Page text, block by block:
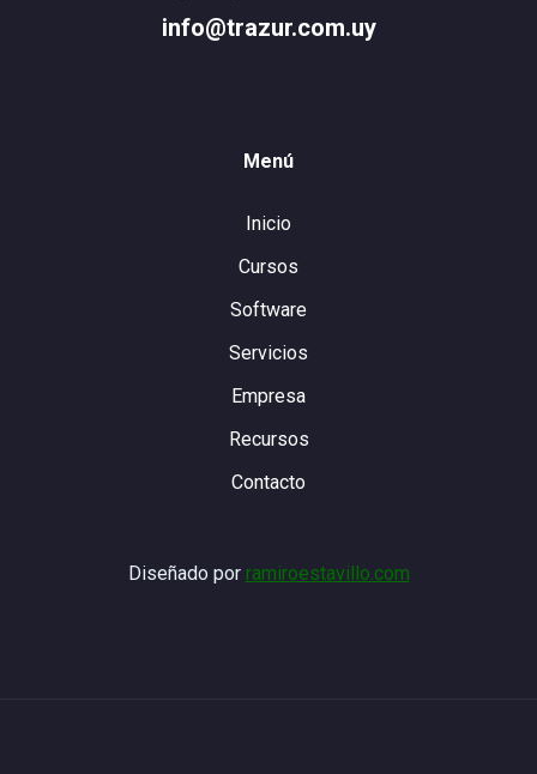
info@trazur.com.uy
Menú
Inicio
Cursos
Software
Servicios
Empresa
Recursos
Contacto
Diseñado por ramiroestavillo.com